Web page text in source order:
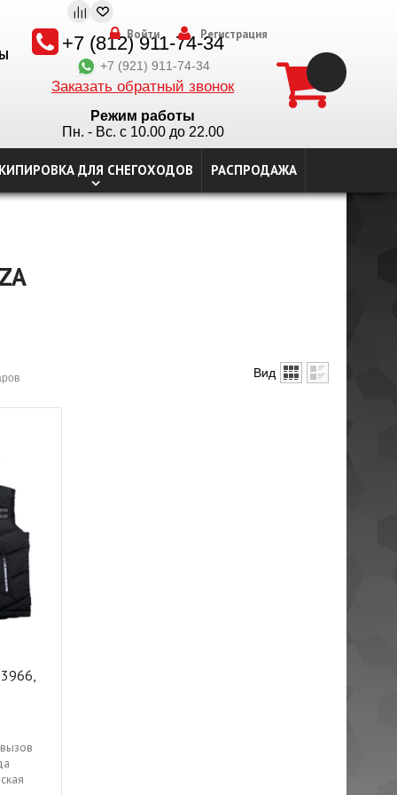
+7 (812) 911-74-34
+7 (921) 911-74-34
Заказать обратный звонок
Режим работы
Пн. - Вс. с 10.00 до 22.00
Войти Регистрация
ДЛЯ СНЕГОХОДОВ РАСПРОДАЖА
Вид